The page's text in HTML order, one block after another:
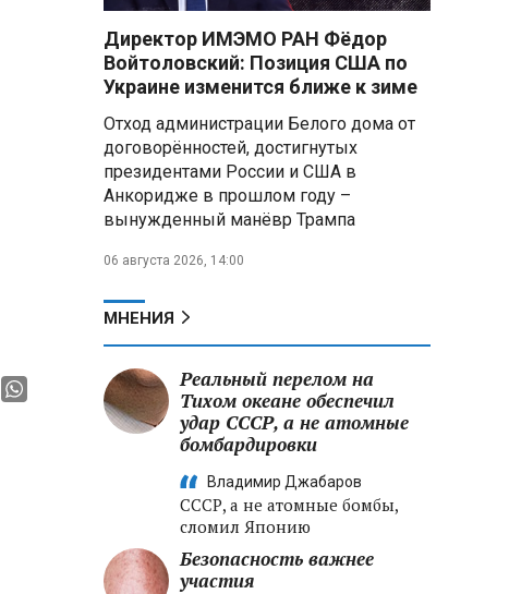
Директор ИМЭМО РАН Фёдор
Войтоловский: Позиция США по
Украине изменится ближе к зиме
Отход администрации Белого дома от
договорённостей, достигнутых
президентами России и США в
Анкоридже в прошлом году –
вынужденный манёвр Трампа
06 августа 2026, 14:00
МНЕНИЯ
Реальный перелом на
Тихом океане обеспечил
удар СССР, а не атомные
бомбардировки
Владимир Джабаров
СССР, а не атомные бомбы,
сломил Японию
Безопасность важнее
участия